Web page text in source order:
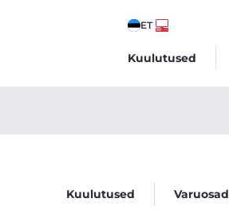
ET
Kuulutused
Kuulutused Varuosad